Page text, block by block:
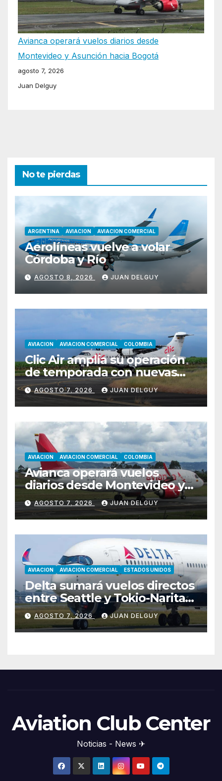
Avianca operará vuelos diarios desde
Montevideo y Asunción hacia Bogotá
agosto 7, 2026
Juan Delguy
No te pierdas
ARGENTINA AVIACION AVIACION COMERCIAL
Aerolíneas vuelve a volar
Córdoba y Río
AGOSTO 8, 2026 JUAN DELGUY
AVIACION AVIACION COMERCIAL COLOMBIA
Clic Air amplía su operación
de temporada con nuevas
rutas hacia Cartagena y Tolú
AGOSTO 7, 2026 JUAN DELGUY
AVIACION AVIACION COMERCIAL COLOMBIA
Avianca operará vuelos
diarios desde Montevideo y
Asunción hacia Bogotá
AGOSTO 7, 2026 JUAN DELGUY
AVIACION AVIACION COMERCIAL ESTADOS UNIDOS
Delta sumará vuelos directos
entre Seattle y Tokio-Narita
desde marzo de 2027
AGOSTO 7, 2026 JUAN DELGUY
Aviation Club Center
Noticias - News ✈